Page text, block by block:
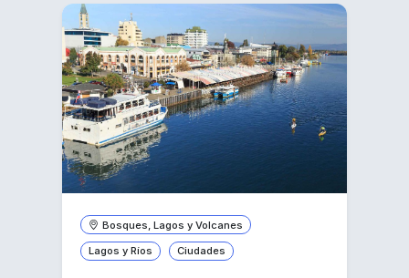
Bosques, Lagos y Volcanes
Lagos y Ríos Ciudades